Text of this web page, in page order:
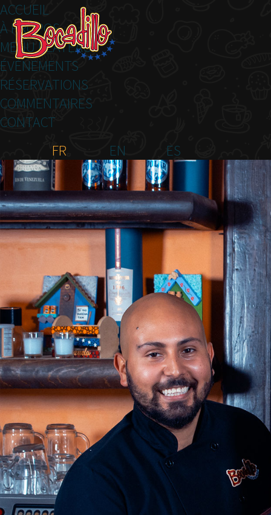
ACCUEIL
À PROPOS
MENU PLATEAU
ÉVÉNEMENTS
RÉSERVATIONS
COMMENTAIRES
CONTACT
FR
EN ES